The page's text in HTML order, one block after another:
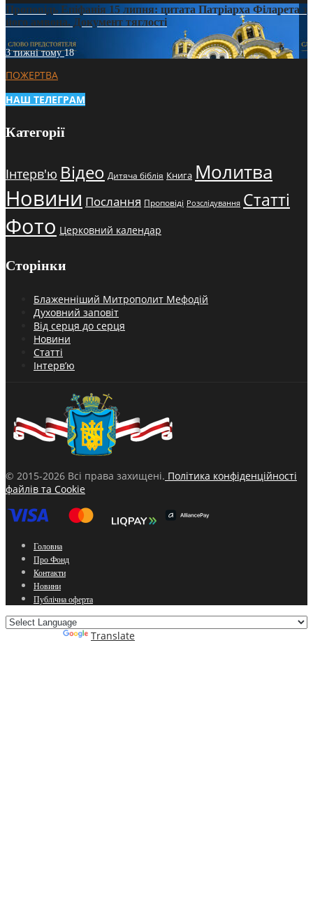
Проповідь Епіфанія 15 липня: цитата Патріарха Філарета з
його амвона. Документ тяглості
3 тижні тому18
ПОЖЕРТВА
НАШ ТЕЛЕГРАМ
Категорії
Інтерв'ю Відео Дитяча біблія Книга Молитва
Новини Послання Проповіді Розслідування Статті
Фото Церковний календар
Сторінки
Блаженніший Митрополит Мефодій
Духовний заповіт
Від серця до серця
Новини
Статті
Інтерв’ю
© 2015-2026 Всі права захищені. Політика конфіденційності
файлів та Cookie
Головна
Про Фонд
Контакти
Новини
Публічна оферта
Translate